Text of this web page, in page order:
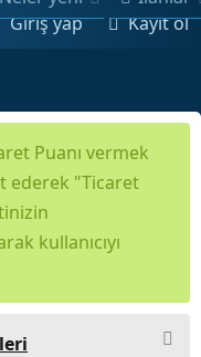
Giriş yap Kayıt ol
Puanı vermek
ederek "Ticaret
kullanıcıyı